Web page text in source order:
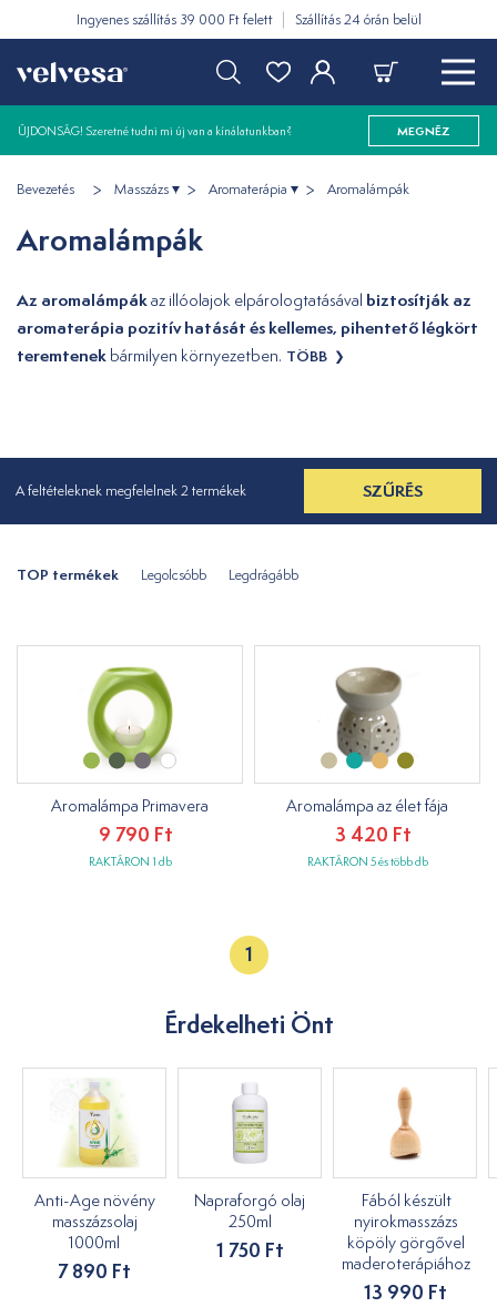
Ingyenes szállítás 39 000 Ft felett Szállítás 24 órán belül
ÚJDONSÁG! Szeretné tudni mi új van a kínálatunkban? MEGNÉZ
Bevezetés Masszázs Aromaterápia Aromalámpák
Aromalámpák
Az aromalámpákaz illóolajok elpárologtatásával biztosítják az
aromaterápia pozitív hatását és kellemes, pihentető légkört
teremtenek bármilyen környezetben. TÖBB
A feltételeknek megfelelnek 2 termékek SZŰRÉS
TOP termékek Legolcsóbb Legdrágább
Aromalámpa Primavera
9 790 Ft
RAKTÁRON 1 db
Aromalámpa az élet fája
3 420 Ft
RAKTÁRON 5 és több db
1
Érdekelheti Önt
Anti-Age növény
masszázsolaj
1000ml
7 890 Ft
Napraforgó olaj
250ml
1 750 Ft
Fából készült
nyirokmasszázs
köpöly görgővel
maderoterápiához
13 990 Ft